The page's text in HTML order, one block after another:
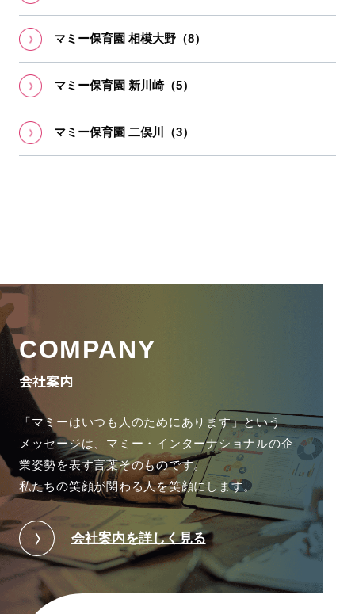
マミー保育園 相模大野（8）
マミー保育園 新川崎（5）
マミー保育園 ⼆俣川（3）
COMPANY
会社案内
「マミーはいつも人のためにあります」という
メッセージは、 マミー・インターナショナルの企
業姿勢を表す言葉そのものです。
私たちの笑顔が関わる人を笑顔にします。
会社案内を詳しく見る